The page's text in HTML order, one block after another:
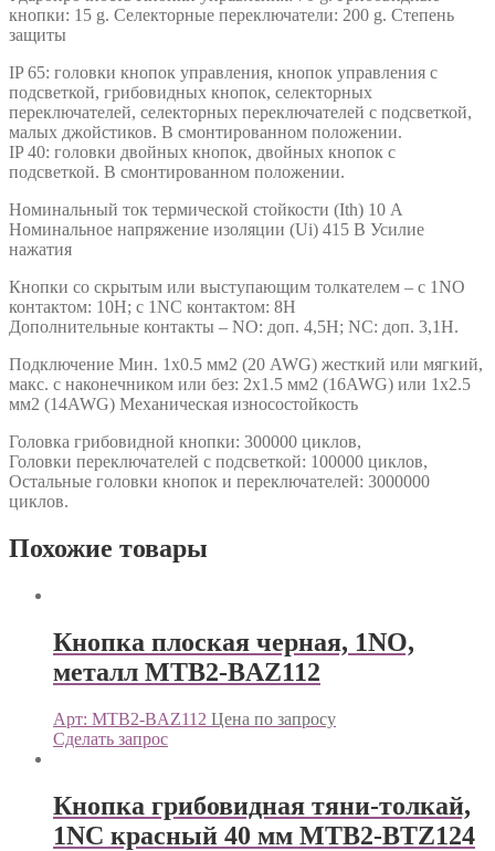
кнопки: 15 g. Селекторные переключатели: 200 g. Степень
защиты
IP 65: головки кнопок управления, кнопок управления с
подсветкой, грибовидных кнопок, селекторных
переключателей, селекторных переключателей с подсветкой,
малых джойстиков. В смонтированном положении.
IP 40: головки двойных кнопок, двойных кнопок с
подсветкой. В смонтированном положении.
Номинальный ток термической стойкости (Ith) 10 А
Номинальное напряжение изоляции (Ui) 415 В Усилие
нажатия
Кнопки со скрытым или выступающим толкателем – с 1NO
контактом: 10Н; с 1NC контактом: 8Н
Дополнительные контакты – NO: доп. 4,5Н; NC: доп. 3,1Н.
Подключение Мин. 1х0.5 мм2 (20 AWG) жесткий или мягкий,
макс. c наконечником или без: 2х1.5 мм2 (16AWG) или 1х2.5
мм2 (14AWG) Механическая износостойкость
Головка грибовидной кнопки: 300000 циклов,
Головки переключателей с подсветкой: 100000 циклов,
Остальные головки кнопок и переключателей: 3000000
циклов.
Похожие товары
Кнопка плоская черная, 1NO,
металл MTB2-BAZ112
Арт: MTB2-BAZ112 Цена по запросу
Сделать запрос
Кнопка грибовидная тяни-толкай,
1NC красный 40 мм MTB2-BTZ124